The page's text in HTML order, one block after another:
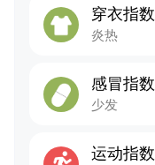
穿衣指数
炎热
感冒指数
少发
运动指数